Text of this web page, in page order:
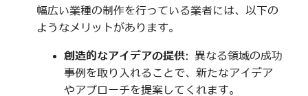
幅広い業種の制作を行っている業者には、以下の
ようなメリットがあります。
創造的なアイデアの提供: 異なる領域の成功
事例を取り入れることで、新たなアイデア
やアプローチを提案してくれます。